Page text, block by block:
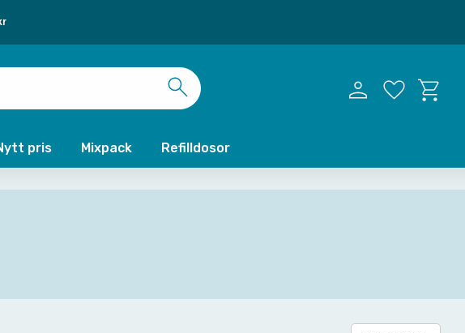
pris Mixpack Refilldosor
Favoriter